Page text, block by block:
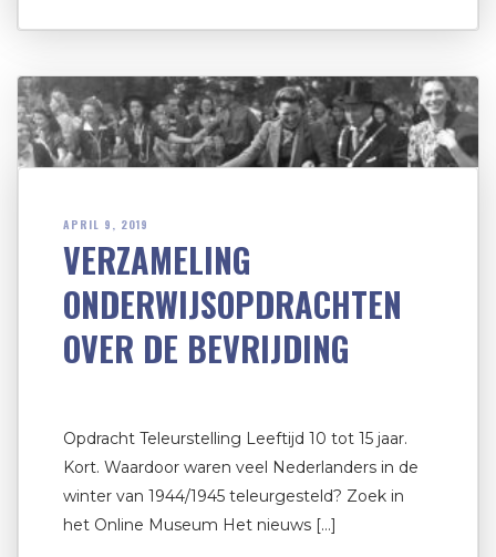
APRIL 9, 2019
VERZAMELING
ONDERWIJSOPDRACHTEN
OVER DE BEVRIJDING
Opdracht Teleurstelling Leeftijd 10 tot 15 jaar.
Kort. Waardoor waren veel Nederlanders in de
winter van 1944/1945 teleurgesteld? Zoek in
het Online Museum Het nieuws […]